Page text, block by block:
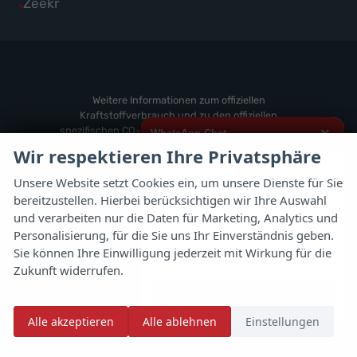
WhatsApp Chat ×
ich interessiere mich für das oben
genannte Fahrzeug und freue mich
über Eure Kontaktaufnahme.
Viele Grüße
anzeigen
Volvo
Weitere Informationen zum offiziellen
Kraftstoffverbrauch und zu den offiziellen
spezifischen CO2
-Emissionen und gegebenenfalls
'Leitfaden über den offiziellen Kraftstoffverbrauch,
den offiziellen Stromverbrauch neuer PKW'
entnommen werden, der an allen Verkaufsstellen
und bei der 'Deutschen Automobil Treuhand
GmbH' unentgeltlich erhältlich ist unter
www.dat.de.
© 2026 Autoflex 24 GmbH
Wir respektieren Ihre Privatsphäre
Unsere Website setzt Cookies ein, um unsere Dienste für Sie
bereitzustellen. Hierbei berücksichtigen wir Ihre Auswahl
und verarbeiten nur die Daten für Marketing, Analytics und
Personalisierung, für die Sie uns Ihr Einverständnis geben.
Sie können Ihre Einwilligung jederzeit mit Wirkung für die
Zukunft widerrufen.
Alle akzeptieren Alle ablehnen Einstellungen